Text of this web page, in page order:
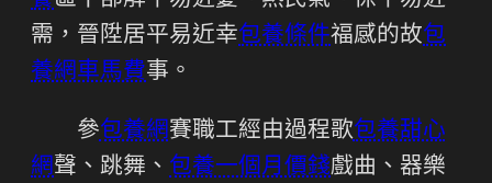
需，晉陞居平易近幸包養條件福感的故包
養網車馬費事。
參包養網賽職工經由過程歌包養甜心
網聲、跳舞、 包養一個月價錢戲曲、器樂